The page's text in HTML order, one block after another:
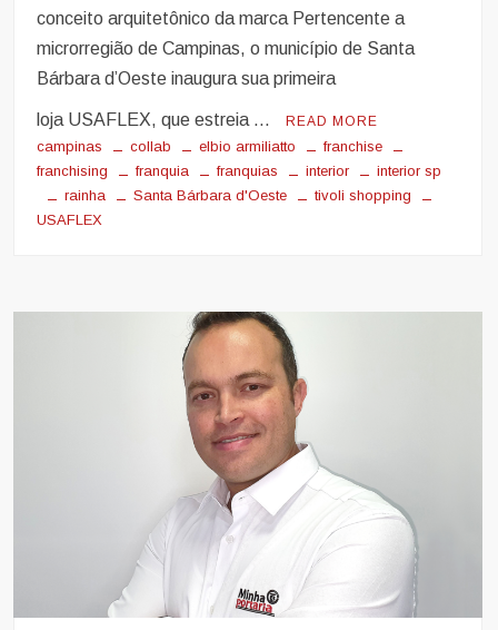
conceito arquitetônico da marca Pertencente a
microrregião de Campinas, o município de Santa
Bárbara d’Oeste inaugura sua primeira
loja USAFLEX, que estreia … READ MORE
campinas collab elbio armiliatto
franchise
franchising
franquia franquias interior
interior sp
rainha
Santa Bárbara d'Oeste
tivoli shopping
USAFLEX